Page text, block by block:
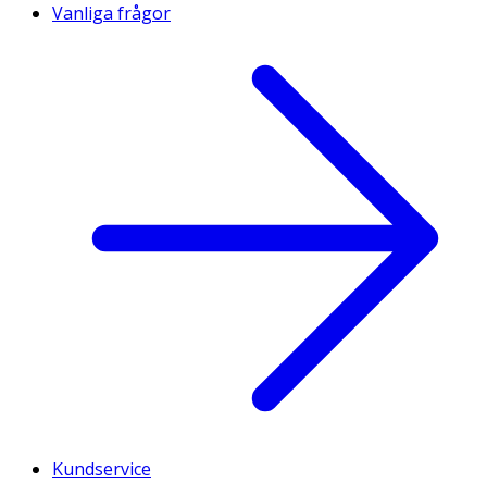
Vanliga frågor
Kundservice